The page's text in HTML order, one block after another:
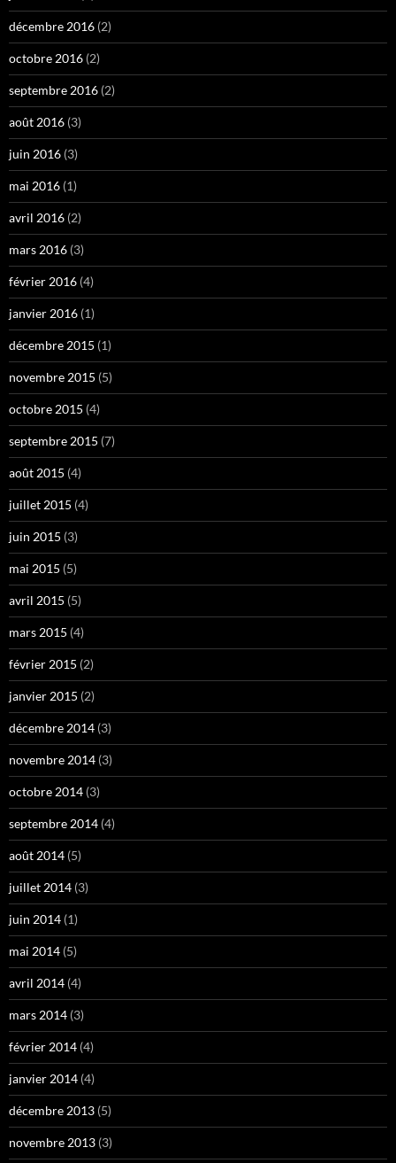
décembre 2016 (2)
octobre 2016 (2)
septembre 2016 (2)
août 2016 (3)
juin 2016 (3)
mai 2016 (1)
avril 2016 (2)
mars 2016 (3)
février 2016 (4)
janvier 2016 (1)
décembre 2015 (1)
novembre 2015 (5)
octobre 2015 (4)
septembre 2015 (7)
août 2015 (4)
juillet 2015 (4)
juin 2015 (3)
mai 2015 (5)
avril 2015 (5)
mars 2015 (4)
février 2015 (2)
janvier 2015 (2)
décembre 2014 (3)
novembre 2014 (3)
octobre 2014 (3)
septembre 2014 (4)
août 2014 (5)
juillet 2014 (3)
juin 2014 (1)
mai 2014 (5)
avril 2014 (4)
mars 2014 (3)
février 2014 (4)
janvier 2014 (4)
décembre 2013 (5)
novembre 2013 (3)